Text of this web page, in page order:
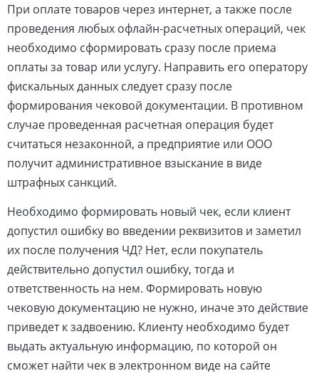
При оплате товаров через интернет, а также после
проведения любых офлайн-расчетных операций, чек
необходимо сформировать сразу после приема
оплаты за товар или услугу. Направить его оператору
фискальных данных следует сразу после
формирования чековой документации. В противном
случае проведенная расчетная операция будет
считаться незаконной, а предприятие или ООО
получит административное взыскание в виде
штрафных санкций.
Необходимо формировать новый чек, если клиент
допустил ошибку во введении реквизитов и заметил
их после получения ЧД? Нет, если покупатель
действительно допустил ошибку, тогда и
ответственность на нем. Формировать новую
чековую документацию не нужно, иначе это действие
приведет к задвоению. Клиенту необходимо будет
выдать актуальную информацию, по которой он
сможет найти чек в электронном виде на сайте